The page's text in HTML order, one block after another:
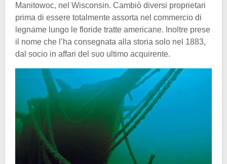
Manitowoc, nel Wisconsin. Cambiò diversi proprietari
prima di essere totalmente assorta nel commercio di
legname lungo le floride tratte americane. Inoltre prese
il nome che l’ha consegnata alla storia solo nel 1883,
dal socio in affari del suo ultimo acquirente.